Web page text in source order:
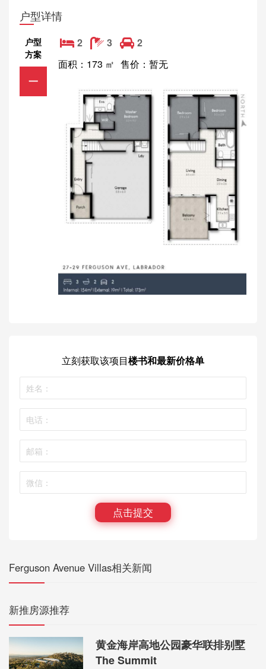
户型详情
户型
方案
一
2 3
2
面积：173 ㎡ 售价：暂无
立刻获取该项目楼书和最新价格单
点击提交
Ferguson Avenue Villas相关新闻
新推房源推荐
黄金海岸高地公园豪华联排别墅
The Summit